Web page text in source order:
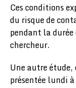
Ces conditions
du risque de
pendant la
chercheur.
Une autre
présentée lundi